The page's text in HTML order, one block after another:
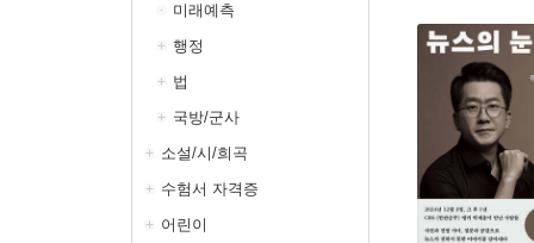
미래예측
행정
법
국방/군사
소설/시/희곡
수험서 자격증
어린이